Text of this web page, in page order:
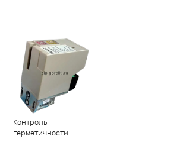
Контроль
герметичности